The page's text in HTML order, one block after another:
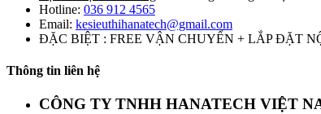
Hotline: 036 912 4565
Email: kesieuthihanatech@gmail.com
ĐẶC BIỆT : FREE VẬN CHUYỂN + LẮP ĐẶT
Thông tin liên hệ
CÔNG TY TNHH HANATECH VIỆT